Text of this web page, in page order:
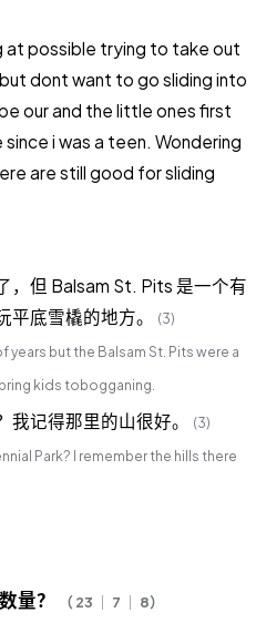
at possible trying to take out
dont want to go sliding into
our and the little ones first
i was a teen. Wondering
are still good for sliding
，但 Balsam St. Pits 是一个有
平底雪橇的地方。
(3)
years but the Balsam St. Pits were a
kids tobogganing.
我记得那里的山很好。
(3)
Park? I remember the hills there
量？ （ 23 ｜ 7 ｜ 8）